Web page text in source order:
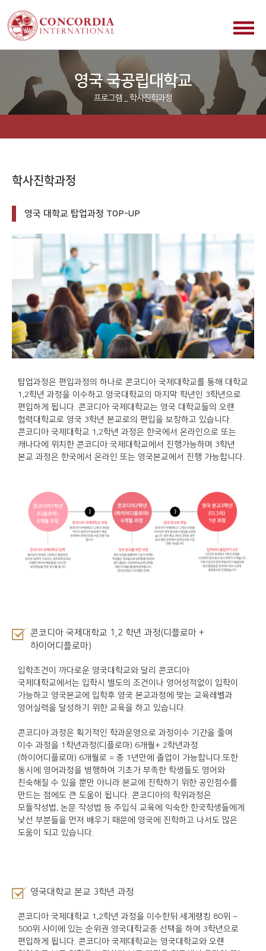
영국 국공립대학교
프로그램 _ 학사진학과정
학사진학과정
영국 대학교 탑업과정 TOP-UP
탑업과정은 편입과정의 하나로 콘코디아 국제대학교를 통해 대학교
1,2학년 과정을 이수하고 영국대학교의 마지막 학년인 3학년으로
편입하게 됩니다. 콘코디아 국제대학교는 영국 대학교들의 오랜
협력대학교로 영국 3학년 본교로의 편입을 보장하고 있습니다.
콘코디아 국제대학교 1,2학년 과정은 한국에서 온라인으로 또는
캐나다에 위치한 콘코디아 국제대학교에서 진행가능하며 3학년
본교 과정은 한국에서 온라인 또는 영국본교에서 진행 가능합니다.
콘코디아 국제대학교 1,2 학년 과정(디플로마 +
하이어디플로마)
입학조건이 까다로운 영국대학교와 달리 콘코디아
국제대학교에서는 입학시 별도의 조건이나 영어성적없이 입학이
가능하고 영국본교에 입학후 영국 본교과정에 맞는 교육레벨과
영어실력을 달성하기 위한 교육을 하고 있습니다.
콘코디아 과정은 획기적인 학과운영으로 과정이수 기간을 줄여
이수 과정을 1학년과정(디플로마) 6개월+ 2학년과정
(하이어디플로마) 6개월로 = 총 1년만에 졸업이 가능합니다.또한
동시에 영어과정을 병행하여 기초가 부족한 학생들도 영어와
친숙해질 수 있을 뿐만 아니라 본교에 진학하기 위한 공인점수를
만드는 점에도 큰 도움이 됩니다. 콘코디아의 학위과정은
모듈작성법, 논문 작성법 등 주입식 교육에 익숙한 한국학생들에게
낯선 부분들을 먼저 배우기 때문에 영국에 진학하고 나서도 많은
도움이 되고 있습니다.
영국대학교 본교 3학년 과정
콘코디아 국제대학교 1,2학년 과정을 이수한뒤 세계랭킹 80위 ~
500위 사이에 있는 순위권 영국대학교중 선택을 하여 3학년으로
편입하게 됩니다. 콘코디아 국제대학교는 영국대학교와 오랜